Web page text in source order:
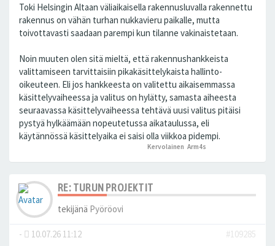
Toki Helsingin Altaan väliaikaisella rakennusluvalla rakennettu
rakennus on vähän turhan nukkavieru paikalle, mutta
toivottavasti saadaan parempi kun tilanne vakinaistetaan.
Noin muuten olen sitä mieltä, että rakennushankkeista
valittamiseen tarvittaisiin pikakäsittelykaista hallinto-
oikeuteen. Eli jos hankkeesta on valitettu aikaisemmassa
käsittelyvaiheessa ja valitus on hylätty, samasta aiheesta
seuraavassa käsittelyvaiheessa tehtävä uusi valitus pitäisi
pystyä hylkäämään nopeutetussa aikataulussa, eli
käytännössä käsittelyaika ei saisi olla viikkoa pidempi.
Kervolainen ,Arm4s
RE: TURUN PROJEKTIT
tekijänä Pyöröovi
- 10.07.26 11:12
#109285